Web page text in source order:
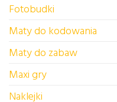
Fotobudki
Maty do kodowania
Maty do zabaw
Maxi gry
Naklejki